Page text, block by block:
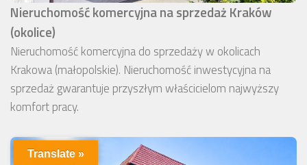
Nieruchomość komercyjna na sprzedaż Kraków
(okolice)
Nieruchomość komercyjna do sprzedaży w okolicach
Krakowa (małopolskie). Nieruchomość inwestycyjna na
sprzedaż gwarantuje przyszłym właścicielom najwyższy
komfort pracy.
Translate »